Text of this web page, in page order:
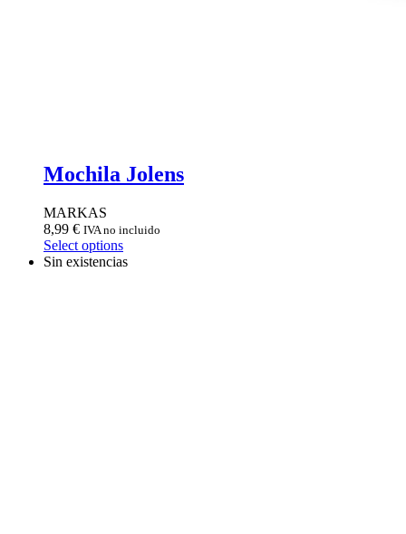
Mochila Jolens
MARKAS
8,99 € IVA no incluido
Select options
Sin existencias